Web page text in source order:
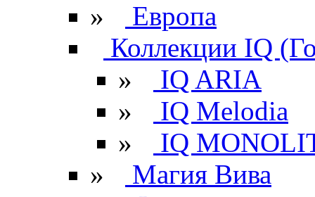
»
Европа
Коллекции IQ
»
IQ ARIA
»
IQ Melodia
»
IQ
»
Магия Вива